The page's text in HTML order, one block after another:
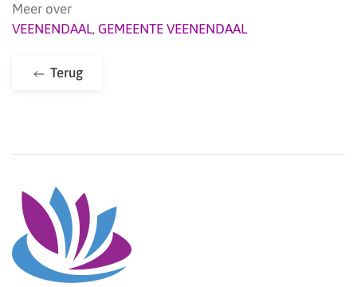
Meer over
VEENENDAAL, GEMEENTE VEENENDAAL
Terug